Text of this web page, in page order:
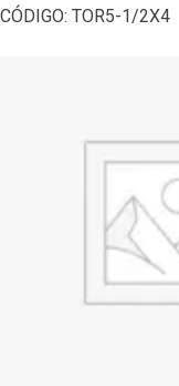
CÓDIGO: TOR5-1/2X4